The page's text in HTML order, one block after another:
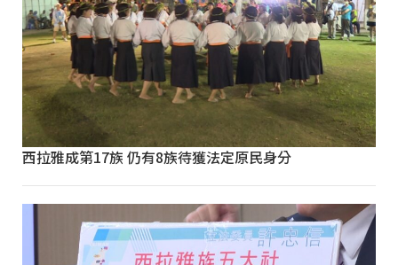
西拉雅成第17族 仍有8族待獲法定原民身分